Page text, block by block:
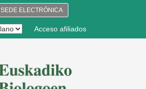
SEDE ELECTRÓNICA
Acceso afiliados